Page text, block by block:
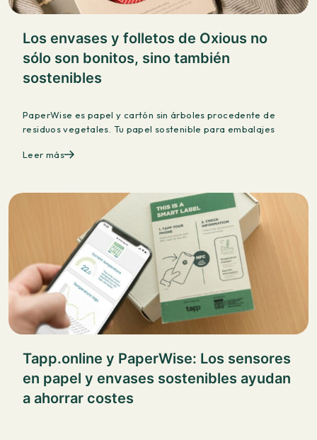
Los envases y folletos de Oxious no
sólo son bonitos, sino también
sostenibles
PaperWise es papel y cartón sin árboles procedente de
residuos vegetales. Tu papel sostenible para embalajes
Leer más
Tapp.online y PaperWise: Los sensores
en papel y envases sostenibles ayudan
a ahorrar costes